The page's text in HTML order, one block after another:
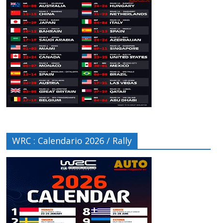
WRC : Calendario 2026 / Rally